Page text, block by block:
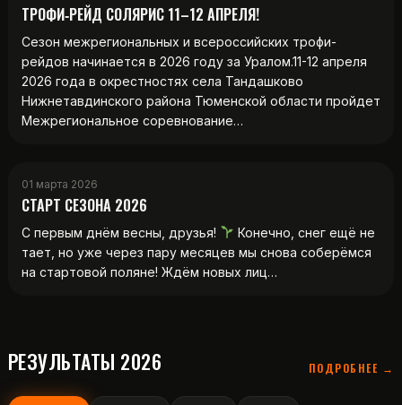
ТРОФИ‑РЕЙД СОЛЯРИС 11–12 АПРЕЛЯ!
Сезон межрегиональных и всероссийских трофи-
рейдов начинается в 2026 году за Уралом.11-12 апреля
2026 года в окрестностях села Тандашково
Нижнетавдинского района Тюменской области пройдет
Межрегиональное соревнование…
01 марта 2026
СТАРТ СЕЗОНА 2026
С первым днём весны, друзья!
Конечно, снег ещё не
тает, но уже через пару месяцев мы снова соберёмся
на стартовой поляне! Ждём новых лиц…
РЕЗУЛЬТАТЫ 2026 ПОДРОБНЕЕ →